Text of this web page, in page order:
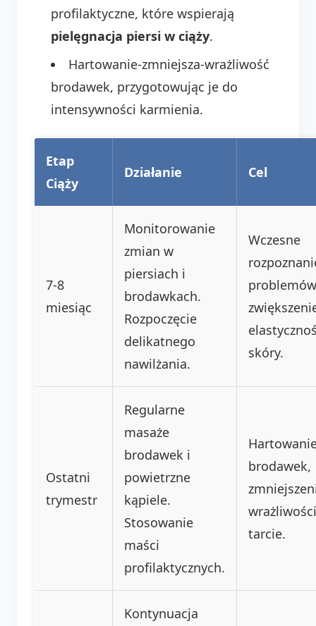
profilaktyczne, które wspierają
pielęgnacja piersi w ciąży.
Hartowanie-zmniejsza-wrażliwość
brodawek, przygotowując je do
intensywności karmienia.
Etap
Ciąży
Działanie Cel
7-8
miesiąc
Monitorowanie
zmian w
piersiach i
brodawkach.
Rozpoczęcie
delikatnego
nawilżania.
Wczesne
skóry.
Ostatni
trymestr
Regularne
masaże
brodawek i
powietrzne
kąpiele.
Stosowanie
maści
profilaktycznych.
brodawek,
tarcie.
Kontynuacja